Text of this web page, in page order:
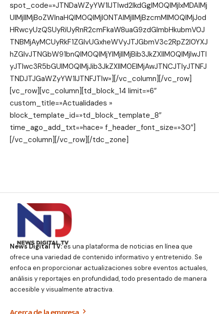
spot_code=»JTNDaWZyYW1lJTIwd2lkdGglM0QlMjIxMDAlMj
UlMjIlMjBoZWlnaHQlM0QlMjI0NTAlMjIlMjBzcmMlM0QlMjJod
HRwcyUzQSUyRiUyRnR2cmFkaW8uaG9zdGlmbHkubmV0J
TNBMjAyMCUyRkF1ZGlvUGxheWVyJTJGbmV3c2RpZ2l0YXJ
hZGlvJTNGbW91bnQlM0QlMjYlMjIlMjBib3JkZXIlM0QlMjIwJTI
yJTIwc3R5bGUlM0QlMjJib3JkZXIlM0ElMjAwJTNCJTIyJTNFJ
TNDJTJGaWZyYW1lJTNFJTIw»][/vc_column][/vc_row]
[vc_row][vc_column][td_block_14 limit=»6″
custom_title=»Actualidades »
block_template_id=»td_block_template_8″
time_ago_add_txt=»hace» f_header_font_size=»30″]
[/vc_column][/vc_row][/tdc_zone]
News Digital TV:es una plataforma de noticias en línea que
ofrece una variedad de contenido informativo y entretenido. Se
enfoca en proporcionar actualizaciones sobre eventos actuales,
análisis y reportajes en profundidad, todo presentado de manera
accesible y visualmente atractiva.
Acerca de la empresa